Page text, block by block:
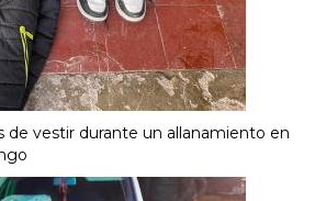
de vestir durante un allanamiento en